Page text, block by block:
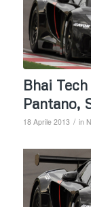
Bhai
Pantano,
18 Aprile 2013 / in